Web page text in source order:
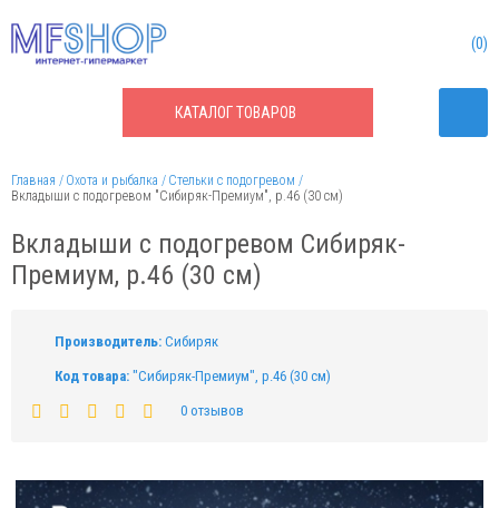
КАТАЛОГТОВАРОВ
0
Главная Охота и рыбалка
Стельки с подогревом
Вкладыши с подогревом "Сибиряк-Премиум", р.46 (30 см)
Вкладыши с подогревом Сибиряк-
Премиум, р.46 (30 см)
Производитель: Сибиряк
Код товара: "Сибиряк-Премиум", р.46 (30 см)
0 отзывов